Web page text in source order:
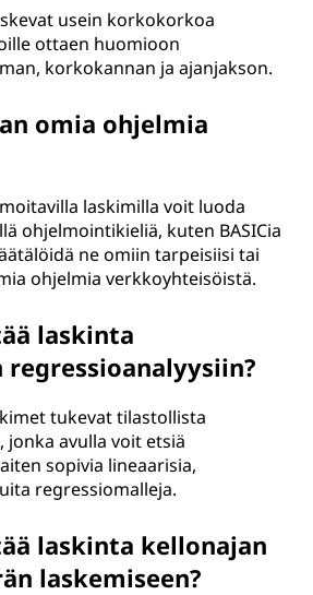
usein korkokorkoa
ottaen huomioon
korkokannan ja ajanjakson.
omia ohjelmia
laskimilla voit luoda
ohjelmointikieliä, kuten BASICia
ne omiin tarpeisiisi tai
ohjelmia verkkoyhteisöistä.
laskinta
tukevat tilastollista
jonka avulla voit etsiä
sopivia lineaarisia,
regressiomalleja.
laskinta kellonajan
laskemiseen?